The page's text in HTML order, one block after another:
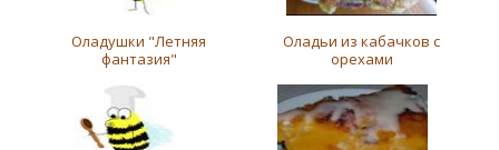
Оладушки "Летняя
фантазия"
Оладьи из кабачков с
орехами